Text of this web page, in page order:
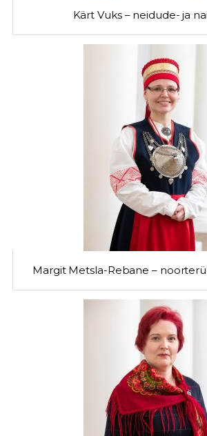
Kärt Vuks – neidude- ja
Margit Metsla-Rebane –